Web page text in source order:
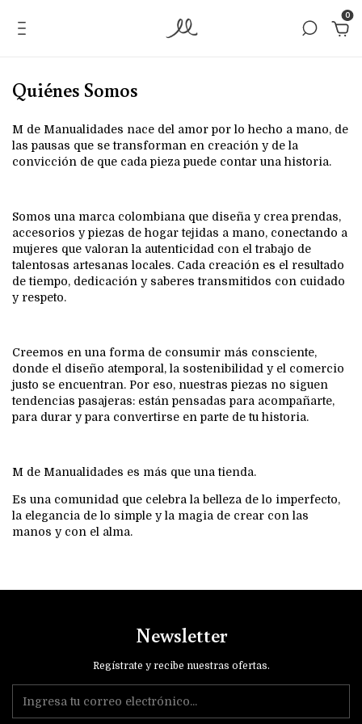
0
Quiénes Somos
M de Manualidades nace del amor por lo hecho a mano, de
las pausas que se transforman en creación y de la
convicción de que cada pieza puede contar una historia.
Somos una marca colombiana que diseña y crea prendas,
accesorios y piezas de hogar tejidas a mano, conectando a
mujeres que valoran la autenticidad con el trabajo de
talentosas artesanas locales. Cada creación es el resultado
de tiempo, dedicación y saberes transmitidos con cuidado
y respeto.
Creemos en una forma de consumir más consciente,
donde el diseño atemporal, la sostenibilidad y el comercio
justo se encuentran. Por eso, nuestras piezas no siguen
tendencias pasajeras: están pensadas para acompañarte,
para durar y para convertirse en parte de tu historia.
M de Manualidades es más que una tienda.
Es una comunidad que celebra la belleza de lo imperfecto,
la elegancia de lo simple y la magia de crear con las
manos y con el alma.
Newsletter
Regístrate y recibe nuestras ofertas.